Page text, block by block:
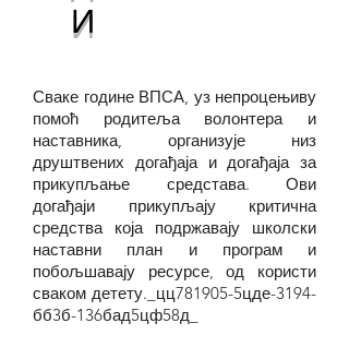
И
Сваке године ВПСА, уз непроцењиву
помоћ родитеља волонтера и
наставника, организује низ
друштвених догађаја и догађаја за
прикупљање средстава. Ови
догађаји прикупљају критична
средства која подржавају школски
наставни план и програм и
побољшавају ресурсе, од користи
сваком детету._цц781905-5цде-3194-
бб3б-136бад5цф58д_